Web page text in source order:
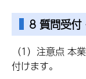
8 質問受付
（1）注意点 本
付けます。